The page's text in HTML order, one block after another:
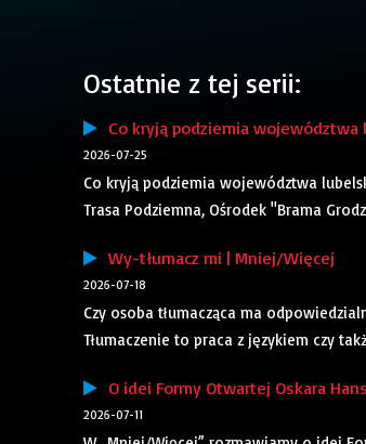
Ostatnie z tej serii:
Co kryją podziemia
2026-07-25
Co kryją podziemia województwa
Trasa Podziemna, Ośrodek "Brama
Wy-tłumacz mi | Mniej/Więcej
2026-07-18
Czy osoba tłumacząca ma
Tłumaczenie to praca z językiem czy
O idei Formy Otwartej Oskara
2026-07-11